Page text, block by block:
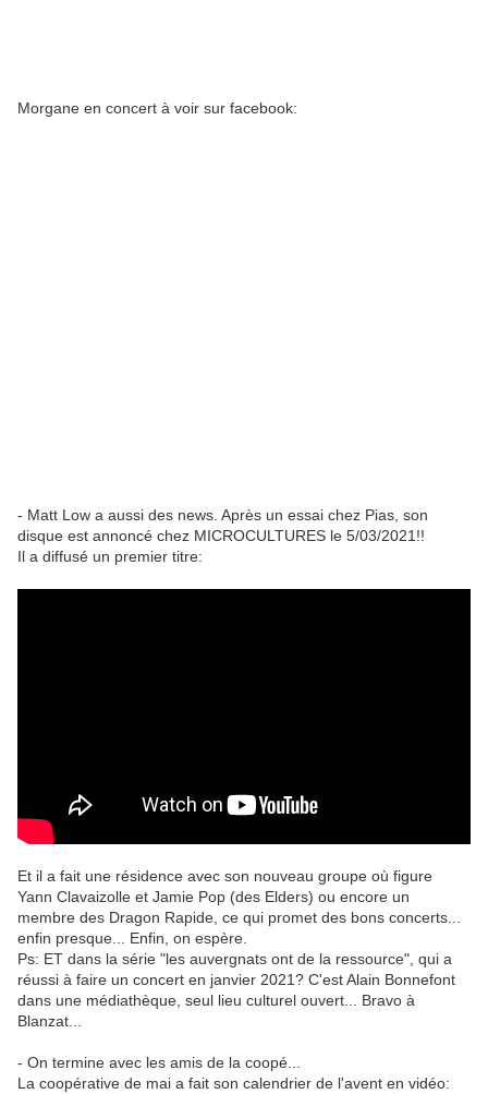
Morgane en concert à voir sur facebook:
- Matt Low a aussi des news. Après un essai chez Pias, son
disque est annoncé chez MICROCULTURES le 5/03/2021!!
Il a diffusé un premier titre:
Et il a fait une résidence avec son nouveau groupe où figure
Yann Clavaizolle et Jamie Pop (des Elders) ou encore un
membre des Dragon Rapide, ce qui promet des bons concerts...
enfin presque... Enfin, on espère.
Ps: ET dans la série "les auvergnats ont de la ressource", qui a
réussi à faire un concert en janvier 2021? C'est Alain Bonnefont
dans une médiathèque, seul lieu culturel ouvert... Bravo à
Blanzat...
- On termine avec les amis de la coopé...
La coopérative de mai a fait son calendrier de l'avent en vidéo: